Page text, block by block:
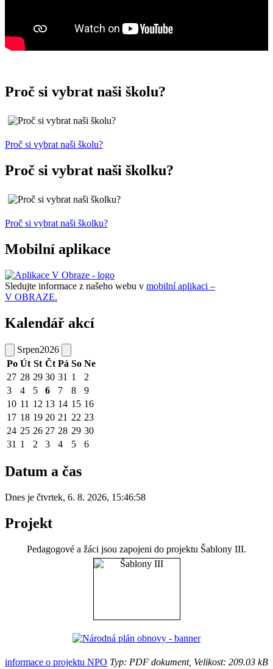
Proč si vybrat naši školu?
Proč si vybrat naši školu?
Proč si vybrat naši školku?
Proč si vybrat naši školku?
Mobilní aplikace
Sledujte informace z našeho webu v mobilní aplikaci –
V OBRAZE.
Kalendář akcí
Srpen2026
Po Út St Čt Pá So Ne
27 28 29 30 31 1
2
3
4 5 6 7 8
9
10 11 12 13 14 15 16
17 18 19 20 21 22 23
24 25 26 27 28 29 30
31 1 2 3 4 5 6
Datum a čas
Dnes je čtvrtek, 6. 8. 2026, 15:46:58
Projekt
Pedagogové a žáci jsou zapojeni do projektu Šablony III.
informace o projektu NPO Typ: PDF dokument, Velikost: 209.03 kB